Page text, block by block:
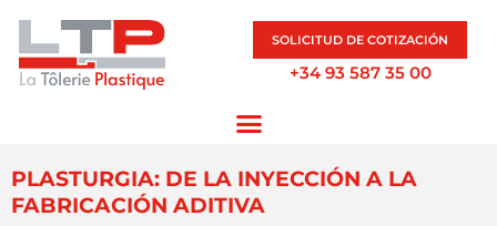
SOLICITUD DE COTIZACIÓN
+34 93 587 35 00
PLASTURGIA: DE LA INYECCIÓN A LA
FABRICACIÓN ADITIVA